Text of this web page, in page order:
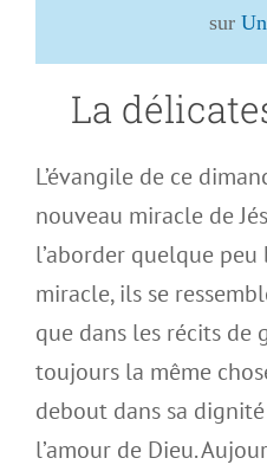
sur
La
L’évangile de ce
nouveau miracle de
l’aborder quelque peu
miracle, ils se
que dans les récits de
toujours la même
debout dans sa
l’amour de Dieu.